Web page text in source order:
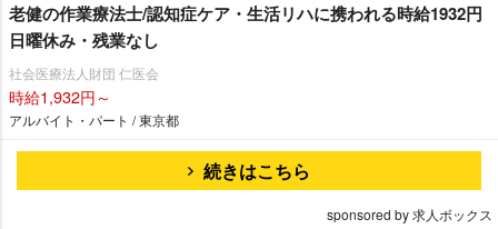
老健の作業療法士/認知症ケア・生活リハに携われる時給1932円
日曜休み・残業なし
社会医療法人財団 仁医会
時給1,932円～
アルバイト・パート / 東京都
続きはこちら
sponsored by 求人ボックス